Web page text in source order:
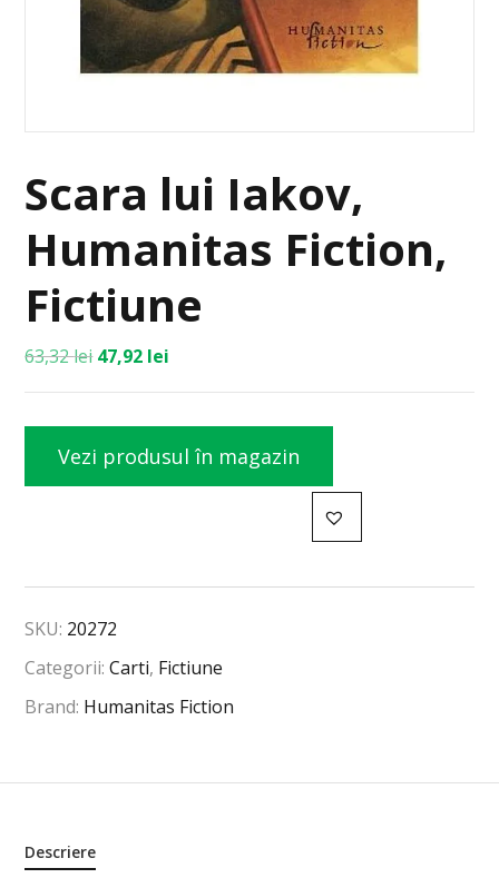
Scara lui Iakov,
Humanitas Fiction,
Fictiune
63,32lei 47,92 lei
Vezi produsul în magazin
SKU: 20272
Categorii:Carti, Fictiune
Brand: Humanitas Fiction
Descriere